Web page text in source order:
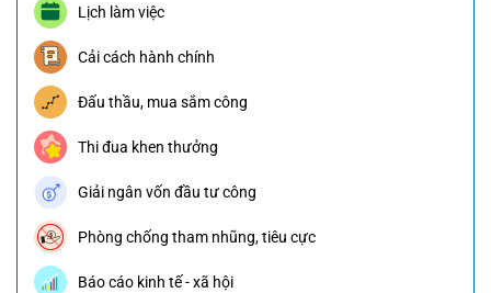
Lịch làm việc
Cải cách hành chính
Đấu thầu, mua sắm công
Thi đua khen thưởng
Giải ngân vốn đầu tư công
Phòng chống tham nhũng, tiêu cực
Báo cáo kinh tế - xã hội